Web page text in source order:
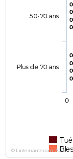
0
0
0
0
0
0
0
0
50-70 ans
Plus de 70 ans
0
© Linternaute.com 2026